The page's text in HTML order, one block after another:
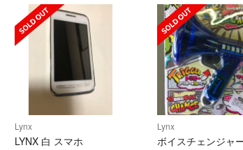
Lynx
LYNX 白 スマホ
Lynx
ボイスチェンジャ